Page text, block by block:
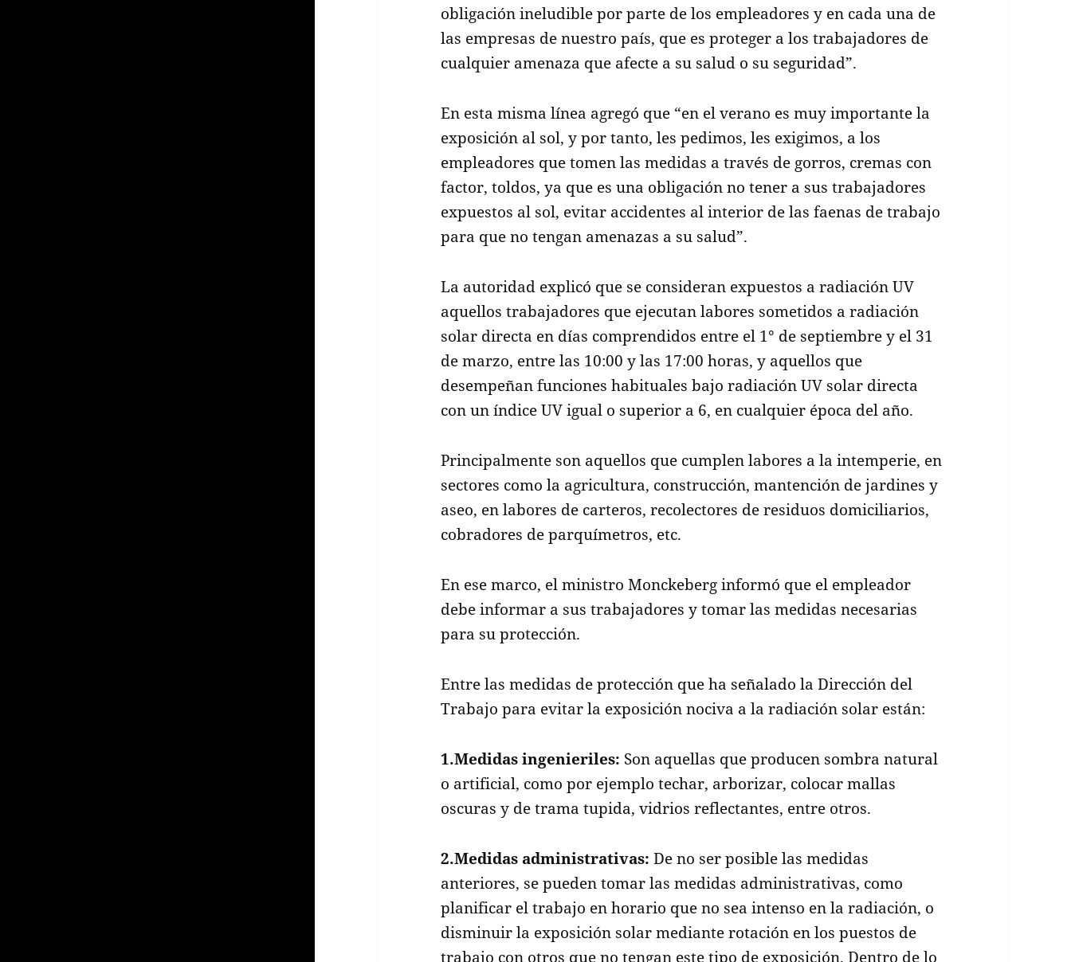
obligación ineludible por parte de los empleadores y en cada una de
las empresas de nuestro país, que es proteger a los trabajadores de
cualquier amenaza que afecte a su salud o su seguridad”.
En esta misma línea agregó que “en el verano es muy importante la
exposición al sol, y por tanto, les pedimos, les exigimos, a los
empleadores que tomen las medidas a través de gorros, cremas con
factor, toldos, ya que es una obligación no tener a sus trabajadores
expuestos al sol, evitar accidentes al interior de las faenas de trabajo
para que no tengan amenazas a su salud”.
La autoridad explicó que se consideran expuestos a radiación UV
aquellos trabajadores que ejecutan labores sometidos a radiación
solar directa en días comprendidos entre el 1° de septiembre y el 31
de marzo, entre las 10:00 y las 17:00 horas, y aquellos que
desempeñan funciones habituales bajo radiación UV solar directa
con un índice UV igual o superior a 6, en cualquier época del año.
Principalmente son aquellos que cumplen labores a la intemperie, en
sectores como la agricultura, construcción, mantención de jardines y
aseo, en labores de carteros, recolectores de residuos domiciliarios,
cobradores de parquímetros, etc.
En ese marco, el ministro Monckeberg informó que el empleador
debe informar a sus trabajadores y tomar las medidas necesarias
para su protección.
Entre las medidas de protección que ha señalado la Dirección del
Trabajo para evitar la exposición nociva a la radiación solar están:
1.Medidas ingenieriles: Son aquellas que producen sombra natural
o artificial, como por ejemplo techar, arborizar, colocar mallas
oscuras y de trama tupida, vidrios reflectantes, entre otros.
2.Medidas administrativas: De no ser posible las medidas
anteriores, se pueden tomar las medidas administrativas, como
planificar el trabajo en horario que no sea intenso en la radiación, o
disminuir la exposición solar mediante rotación en los puestos de
trabajo con otros que no tengan este tipo de exposición. Dentro de lo